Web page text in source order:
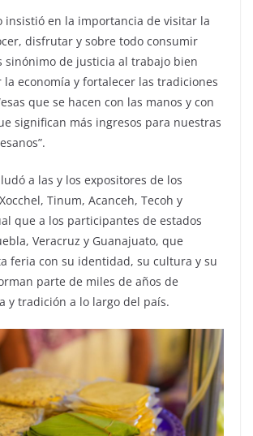
insistió en la importancia de visitar la
disfrutar y sobre todo consumir
sinónimo de justicia al trabajo bien
la economía y fortalecer las tradiciones
que se hacen con las manos y con
significan más ingresos para nuestras
a las y los expositores de los
Tinum, Acanceh, Tecoh y
que a los participantes de estados
Veracruz y Guanajuato, que
feria con su identidad, su cultura y su
parte de miles de años de
y tradición a lo largo del país.